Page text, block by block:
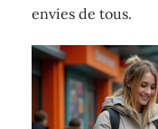
envies de tous.